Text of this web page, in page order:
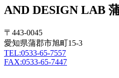
AND DESIGN LAB
〒443-0045
愛知県蒲郡市旭町15-3
TEL:0533-65-7557
FAX:0533-65-7447